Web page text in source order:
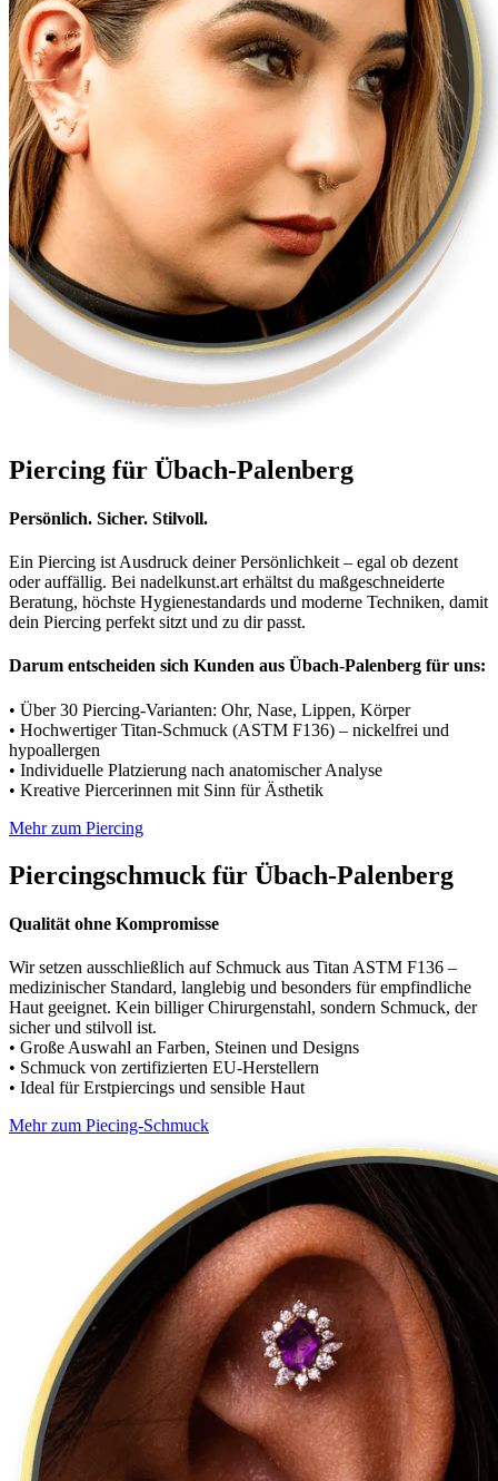
Piercing für Übach-Palenberg
Persönlich. Sicher. Stilvoll.
Ein Piercing ist Ausdruck deiner Persönlichkeit – egal ob dezent
oder auffällig. Bei nadelkunst.art erhältst du maßgeschneiderte
Beratung, höchste Hygienestandards und moderne Techniken, damit
dein Piercing perfekt sitzt und zu dir passt.
Darum entscheiden sich Kunden aus Übach-Palenberg für uns:
• Über 30 Piercing-Varianten: Ohr, Nase, Lippen, Körper
• Hochwertiger Titan-Schmuck (ASTM F136) – nickelfrei und
hypoallergen
• Individuelle Platzierung nach anatomischer Analyse
• Kreative Piercerinnen mit Sinn für Ästhetik
Mehr zum Piercing
Piercingschmuck für Übach-Palenberg
Qualität ohne Kompromisse
Wir setzen ausschließlich auf Schmuck aus Titan ASTM F136 –
medizinischer Standard, langlebig und besonders für empfindliche
Haut geeignet. Kein billiger Chirurgenstahl, sondern Schmuck, der
sicher und stilvoll ist.
• Große Auswahl an Farben, Steinen und Designs
• Schmuck von zertifizierten EU-Herstellern
• Ideal für Erstpiercings und sensible Haut
Mehr zum Piecing-Schmuck